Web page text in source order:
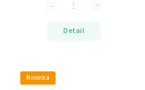
Detail
Novinka